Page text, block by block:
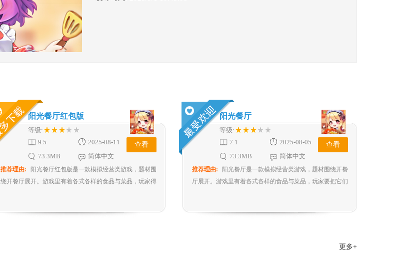
阳光餐厅红包版
等级:
9.5
2025-08-11
73.3MB
简体中文
查看
推荐理由:
阳光餐厅红包版是一款模拟经营类游戏，题材围
绕开餐厅展开。游戏里有着各式各样的食品与菜品，玩家得
阳光餐厅
等级:
7.1
2025-08-05
73.3MB
简体中文
查看
推荐理由:
阳光餐厅是一款模拟经营类游戏，题材围绕开餐
厅展开。游戏里有着各式各样的食品与菜品，玩家要把它们
更多+